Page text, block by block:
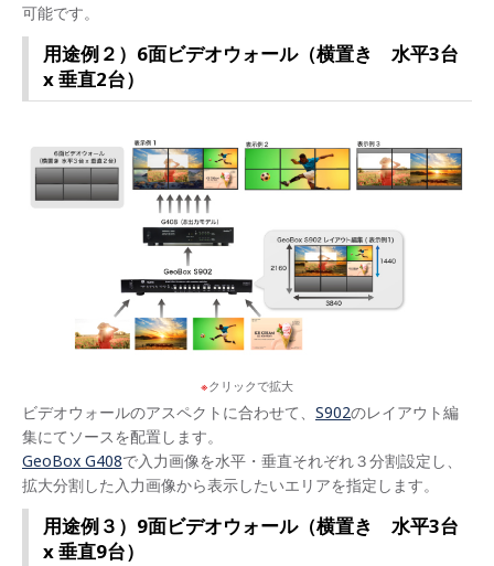
可能です。
用途例２）6面ビデオウォール（横置き 水平3台
x 垂直2台）
クリックで拡大
ビデオウォールのアスペクトに合わせて、 S902のレイアウト編
集にてソースを配置します。
GeoBox G408で入力画像を水平・垂直それぞれ３分割設定し、
拡大分割した入力画像から表示したいエリアを指定します。
用途例３）9面ビデオウォール（横置き 水平3台
x 垂直9台）